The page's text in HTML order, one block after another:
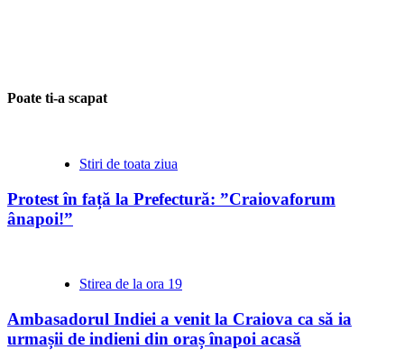
Poate ti-a scapat
Stiri de toata ziua
Protest în față la Prefectură: ”Craiovaforum
ânapoi!”
Stirea de la ora 19
Ambasadorul Indiei a venit la Craiova ca să ia
urmașii de indieni din oraș înapoi acasă